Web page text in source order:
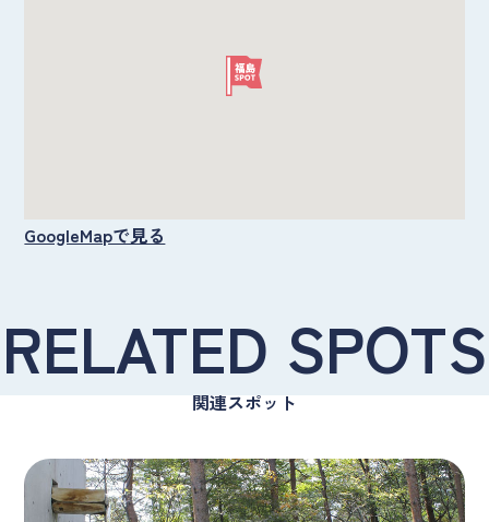
GoogleMapで見る
RELATED SPOTS
関連スポット